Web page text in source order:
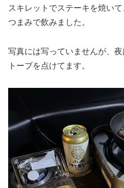
スキレットでステーキを焼い
つまみで飲みました。
写真には写っていませんが、
トーブを点けてます。